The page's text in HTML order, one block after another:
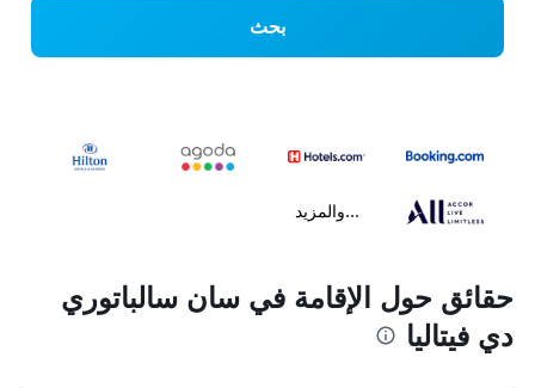
بحث
...والمزيد
حقائق حول الإقامة في سان سالباتوري
دي فيتاليا